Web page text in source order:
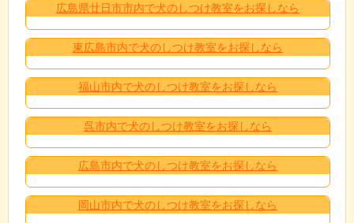
広島県廿日市市内で犬のしつけ教室をお探しなら
東広島市内で犬のしつけ教室をお探しなら
福山市内で犬のしつけ教室をお探しなら
呉市内で犬のしつけ教室をお探しなら
広島市内で犬のしつけ教室をお探しなら
岡山市内で犬のしつけ教室をお探しなら